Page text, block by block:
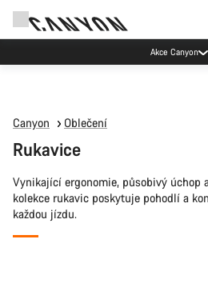
Akce Canyon
Canyon Oblečení
Rukavice
Vynikající ergonomie, působivý úchop
kolekce rukavic poskytuje pohodlí a
každou jízdu.